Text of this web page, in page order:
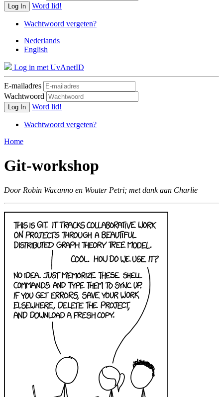
Log In Word lid!
Wachtwoord vergeten?
Nederlands
English
Log in met UvAnetID
E-mailadres
Wachtwoord
Log In Word lid!
Wachtwoord vergeten?
Home
Git-workshop
Door Robin Wacanno en Wouter Petri; met dank aan Charlie